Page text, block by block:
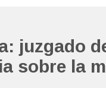
juzgado
sobre la